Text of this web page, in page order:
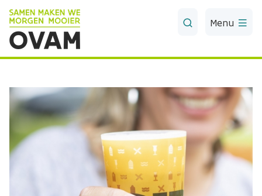
Skip to Main Content
Menu